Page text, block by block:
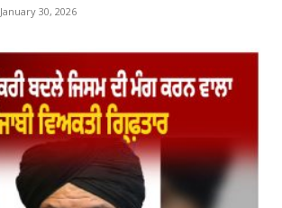
January 30, 2026